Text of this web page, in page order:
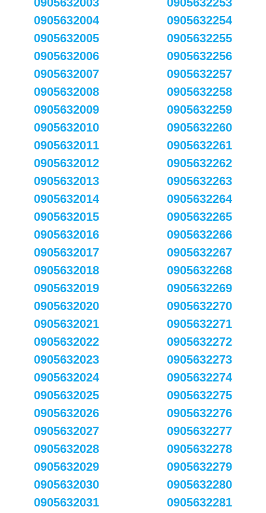
0905632004
0905632005
0905632006
0905632007
0905632008
0905632009
0905632010
0905632011
0905632012
0905632013
0905632014
0905632015
0905632016
0905632017
0905632018
0905632019
0905632020
0905632021
0905632022
0905632023
0905632024
0905632025
0905632026
0905632027
0905632028
0905632029
0905632030
0905632031
0905632254
0905632255
0905632256
0905632257
0905632258
0905632259
0905632260
0905632261
0905632262
0905632263
0905632264
0905632265
0905632266
0905632267
0905632268
0905632269
0905632270
0905632271
0905632272
0905632273
0905632274
0905632275
0905632276
0905632277
0905632278
0905632279
0905632280
0905632281